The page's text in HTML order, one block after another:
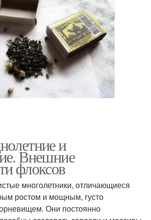
и
Внешние
флоксов
многолетники, отличающиеся
ростом и мощным, густо
Они постоянно